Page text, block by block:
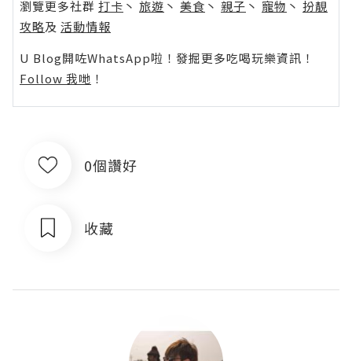
瀏覽更多社群 打卡 丶 旅遊 丶 美食 丶 親子 丶 寵物 丶 扮靚
攻略及 活動情報
U Blog開咗WhatsApp啦！發掘更多吃喝玩樂資訊！
Follow 我哋 ！
0個讚好
收藏